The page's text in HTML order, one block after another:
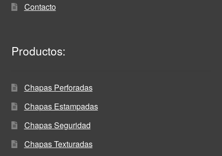
Contacto
Productos:
Chapas Perforadas
Chapas Estampadas
Chapas Seguridad
Chapas Texturadas